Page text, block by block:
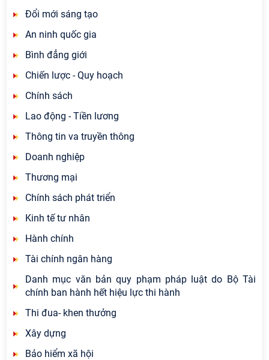
Đổi mới sáng tạo
An ninh quốc gia
Bình đẳng giới
Chiến lược - Quy hoạch
Chính sách
Lao động - Tiền lương
Thông tin va truyền thông
Doanh nghiệp
Thương mại
Chính sách phát triển
Kinh tế tư nhân
Hành chính
Tài chính ngân hàng
Danh mục văn bản quy phạm pháp luật do Bộ Tài
chính ban hành hết hiệu lực thi hành
Thi đua- khen thưởng
Xây dựng
Bảo hiểm xã hội